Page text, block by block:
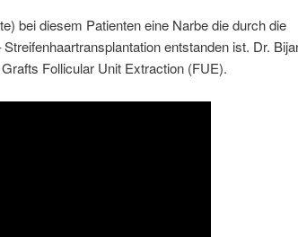
bei diesem Patienten eine Narbe die durch die
entstanden ist. Dr.
Follicular Unit Extraction (FUE).